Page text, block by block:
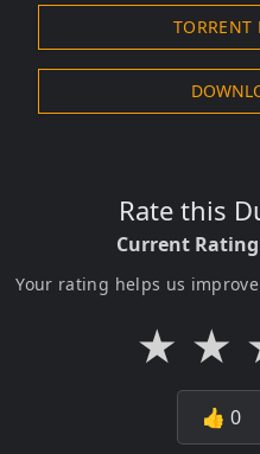
Rate this
Current
Your rating helps us
★ ★
👍 0